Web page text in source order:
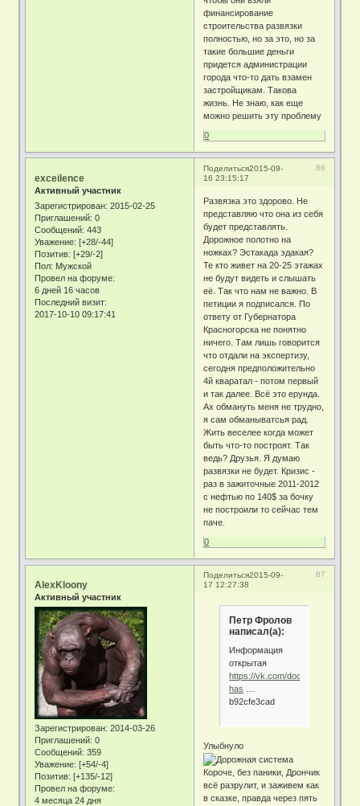
финансирование
строительства развязки
полностью, но за это, но за
такие большие деньги
придется администрации
города что-то дать взамен
застройщикам. Такова
жизнь. Не знаю, как еще
можно решить эту проблему
0
Поделиться 86
2015-09-
16 23:15:17
exceilence
Активный участник
Зарегистрирован: 2015-02-25
Приглашений: 0
Сообщений: 443
Уважение: [+28/-44]
Позитив: [+29/-2]
Пол: Мужской
Провел на форуме:
6 дней 16 часов
Последний визит:
2017-10-10 09:17:41
Развязка это здорово. Не
представляю что она из себя
будет представлять.
Дорожное полотно на
ножках? Эстакада эдакая?
Те кто живет на 20-25 этажах
не будут видеть и слышать
её. Так что нам не важно. В
петиции я подписался. По
ответу от Губернатора
Красногорска не понятно
ничего. Там лишь говорится
что отдали на экспертизу,
сегодня предположительно
4й кваратал - потом первый
и так далее. Всё это ерунда.
Ах обмануть меня не трудно,
я сам обманыватсья рад.
Жить веселее когда может
быть что-то построят. Так
ведь? Друзья. Я думаю
развязки не будет. Кризис -
раз в зажиточные 2011-2012
с нефтью по 140$ за бочку
не построили то сейчас тем
паче.
0
Поделиться 87
2015-09-
17 12:27:38
AlexKloony
Активный участник
Зарегистрирован: 2014-03-26
Приглашений: 0
Сообщений: 359
Уважение: [+54/-4]
Позитив: [+135/-12]
Провел на форуме:
4 месяца 24 дня
Петр Фролов
написал(а):
Информация
открытая
https://vk.com/
has …
b92cfe3cad
Улыбнуло
Короче, без паники, Дрончик
всё разрулит, и заживем как
в сказке, правда через пять